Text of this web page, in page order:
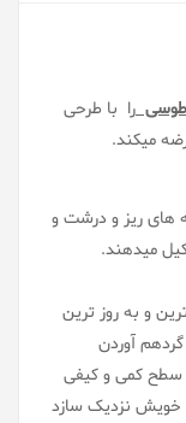
طوسیرا با طرحی
میکند.
های ریز و درشت و
میدهند.
و به روز ترین
آوردن
سطح کمی و کیفی
خویش نزدیک سازد